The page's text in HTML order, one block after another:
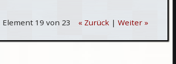
Element 19 von 23 « Zurück |Weiter »